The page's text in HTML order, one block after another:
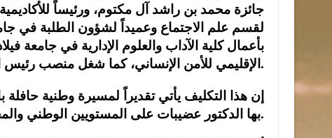
جائزة محمد بن راشد آل مكتوم، ورئيساً للأكاديمية
لقسم علم الاجتماع وعميداً لشؤون الطلبة في
بأعمال كلية الآداب والعلوم الإدارية في جامعة
الإقليمي للأمن الإنساني، كما شغل منصب رئيس الاتحاد العام للجمعيات الخيرية.
إن هذا التكليف يأتي تقديراً لمسيرة وطنية حافلة
بها الدكتور عضيبات على المستويين الوطني والمجتمعي.